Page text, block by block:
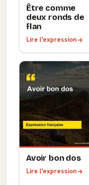
Être comme
deux ronds de
flan
Lire l'expression
Avoir bon dos
Lire l'expression